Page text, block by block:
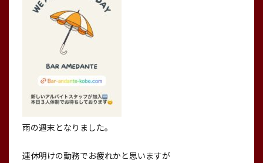
雨の週末となりました。
連休明けの勤務でお疲れかと思いますが